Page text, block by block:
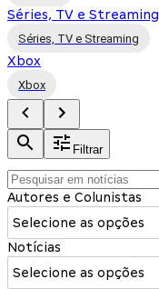
Séries, TV e Streaming
Séries, TV e Streaming
Xbox
Xbox
Filtrar
Autores e Colunistas
Selecione as opções
Notícias
Selecione as opções